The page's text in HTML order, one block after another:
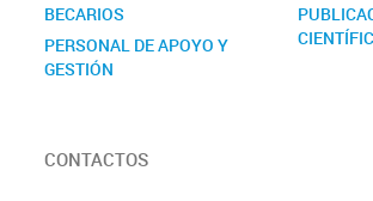
BECARIOS
PERSONAL DE APOYO Y
GESTIÓN
CONTACTOS